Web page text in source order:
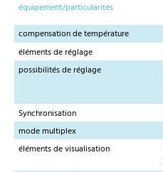
équipement/particularités
compensation de température
éléments de réglage
possibilités de réglage
Synchronisation
mode multiplex
éléments de visualisation